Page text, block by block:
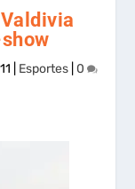
Esportes| 0